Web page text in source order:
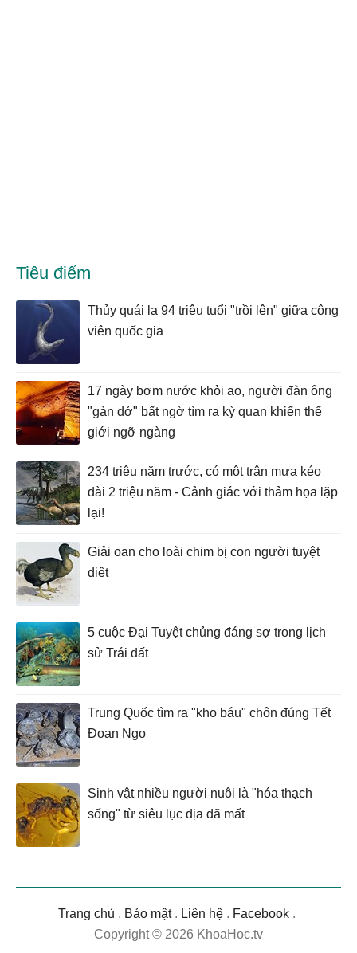
Tiêu điểm
Thủy quái lạ 94 triệu tuổi "trồi lên" giữa công
viên quốc gia
17 ngày bơm nước khỏi ao, người đàn ông
"gàn dở" bất ngờ tìm ra kỳ quan khiến thế
giới ngỡ ngàng
234 triệu năm trước, có một trận mưa kéo
dài 2 triệu năm - Cảnh giác với thảm họa lặp
lại!
Giải oan cho loài chim bị con người tuyệt
diệt
5 cuộc Đại Tuyệt chủng đáng sợ trong lịch
sử Trái đất
Trung Quốc tìm ra "kho báu" chôn đúng Tết
Đoan Ngọ
Sinh vật nhiều người nuôi là "hóa thạch
sống" từ siêu lục địa đã mất
Trang chủ . Bảo mật. Liên hệ . Facebook .
Copyright © 2026 KhoaHoc.tv